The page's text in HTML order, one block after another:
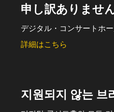
申し訳ありませ
デジタル・コンサートホ
詳細はこちら
지원되지 않는 브